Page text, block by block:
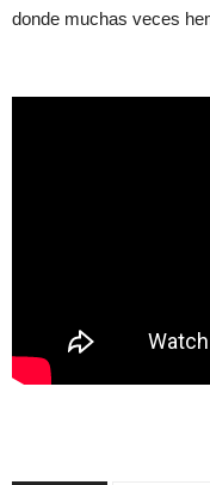
donde muchas veces